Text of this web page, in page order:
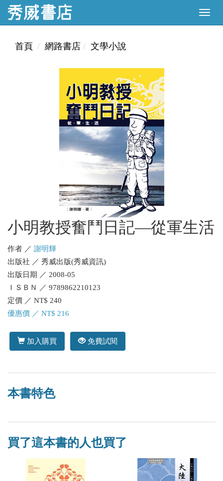
首頁 網路書店 文學小說
小明教授奮鬥日記—從軍生活
作者 ／ 謝明輝
出版社 ／ 秀威出版(秀威資訊)
出版日期 ／ 2008-05
ＩＳＢＮ ／ 9789862210123
定價 ／ NT$ 240
優惠價 ／ NT$ 216
加入購買 免費試閱
本書特色
買了這本書的人也買了